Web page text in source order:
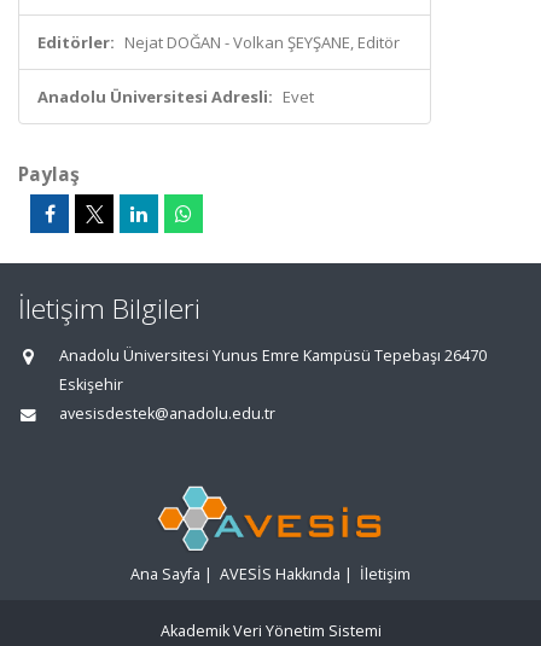
Editörler: Nejat DOĞAN - Volkan ŞEYŞANE, Editör
Anadolu Üniversitesi Adresli: Evet
Paylaş
İletişim Bilgileri
Anadolu Üniversitesi Yunus Emre Kampüsü Tepebaşı 26470
Eskişehir
avesisdestek@anadolu.edu.tr
Ana Sayfa | AVESİS Hakkında | İletişim
Akademik Veri Yönetim Sistemi